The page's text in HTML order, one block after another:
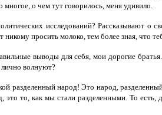
о чем тут говорилось, меня удивило.
исследований? Рассказывают о
просить молоко, тем более зная, что
выводы для себя, мои дорогие
лично волнуют?
разделенный народ! Это народ,
то, как мы стали разделенными. То